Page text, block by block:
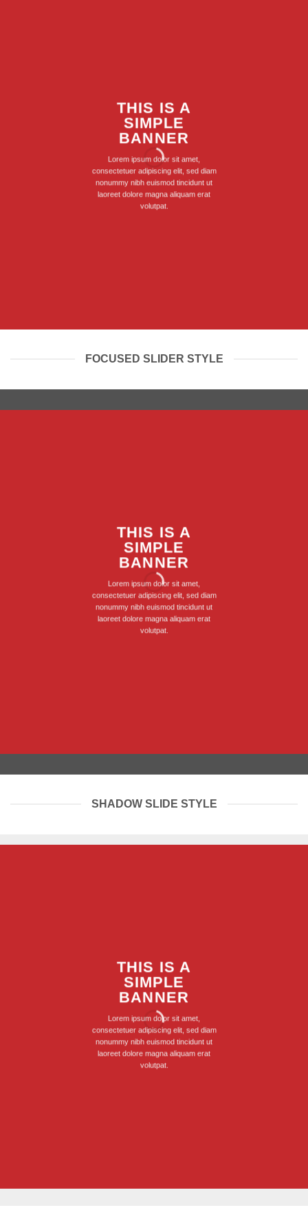
THIS IS A
SIMPLE
BANNER
Lorem ipsum dolor sit amet,
consectetuer adipiscing elit, sed diam
nonummy nibh euismod tincidunt ut
laoreet dolore magna aliquam erat
volutpat.
FOCUSED SLIDER STYLE
THIS IS A
SIMPLE
BANNER
Lorem ipsum dolor sit amet,
consectetuer adipiscing elit, sed diam
nonummy nibh euismod tincidunt ut
laoreet dolore magna aliquam erat
volutpat.
SHADOW SLIDE STYLE
THIS IS A
SIMPLE
BANNER
Lorem ipsum dolor sit amet,
consectetuer adipiscing elit, sed diam
nonummy nibh euismod tincidunt ut
laoreet dolore magna aliquam erat
volutpat.